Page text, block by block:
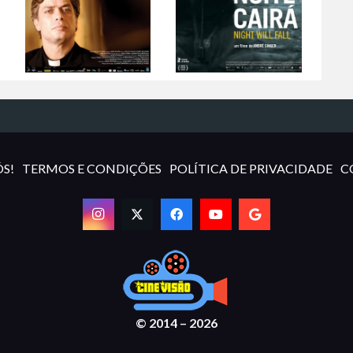
TERMOS E CONDIÇÕES POLÍTICA DE PRIVACIDADE
© 2014 – 2026